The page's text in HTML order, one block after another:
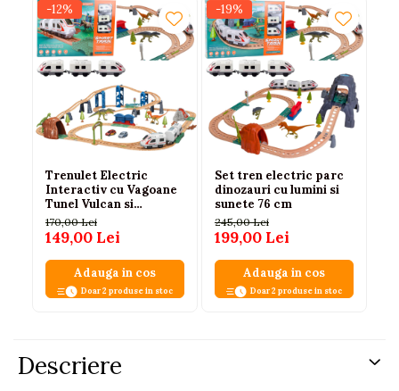
-12%
Trenulet Electric
Interactiv cu Vagoane
Tunel Vulcan si
Dinozauri 95 cm
170,00 Lei
149,00 Lei
Adauga in cos
Doar 2 produse in stoc
-19%
Set tren electric parc
dinozauri cu lumini si
sunete 76 cm
245,00 Lei
199,00 Lei
Adauga in cos
Doar 2 produse in stoc
Descriere